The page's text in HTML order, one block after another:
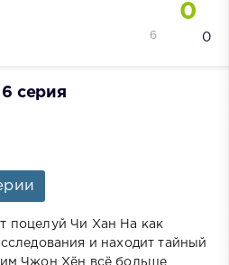
0
0
6
серия
поцелуй Чи Хан На как
и находит тайный
Чжон Хён всё больше